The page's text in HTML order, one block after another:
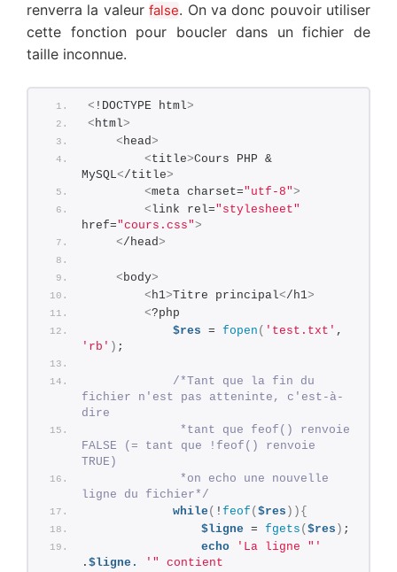
renverra la valeurfalse. On va donc pouvoir utiliser
cette fonction pour boucler dans un fichier de
taille inconnue.
< !DOCTYPE html>
<html>
<head>
<title>Cours PHP &
MySQL</title>
<meta charset="utf-8">
<link rel="stylesheet"
href="cours.css">
</head>
<body>
<h1>Titre principal</h1>
<?php
$res = fopen ( 'test.txt'
'rb' ) ;
/*Tant que la fin du
fichier n'est pas atteninte, c'est-à-
dire
             *tant que feof() renvoie
FALSE (= tant que !feof() renvoie
TRUE)
             *on echo une nouvelle
ligne du fichier*/
while ( ! feof ( $res )){
$ligne = fgets ( $res ) ;
echo
'La ligne "'
. $ligne.
'" contient